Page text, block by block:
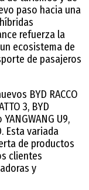
paso hacia una
refuerza la
ecosistema de
de pasajeros
BYD RACCO
3, BYD
U9,
Esta variada
de productos
clientes
y